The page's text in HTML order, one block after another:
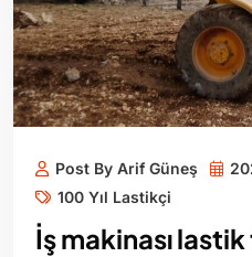
Post By Arif Güneş
100 Yıl Lastikçi
İş makinası